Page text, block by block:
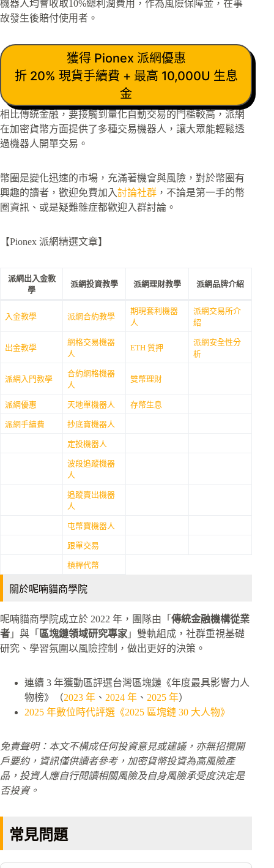
機器人均會收取10%總利潤費用，作為風險保障金，在事
故發生後賠付使用者。
獲得 Pionex 派網優惠
折 20% 現貨手續費 + 最高 10,000U 生息
金
相比傳統金融，要接觸到量化自動交易的門檻較高，派網
在加密貨幣方面提供了多種交易機器人，讓大眾能輕鬆透
過機器人開單交易。
幣圈是變化迅速的市場，充滿著機會與風險，對於幣圈有
興趣的讀者，歡迎免費加入討論社群 ，不論是第一手的幣
圈資訊、或是疑難雜症都歡迎入群討論。
【Pionex 派網精選文章】
派網出入金教
學
派網投資教學 派網理財教學 派網品牌介紹
入金教學 派網合約教學
期現套利機器
人
派網交易所介
紹
出金教學
網格交易機器
人
ETH 質押
派網安全性分
析
派網入門教學
合約網格機器
人
雙幣理財
派網優惠 天地單機器人 存幣生息
派網手續費 抄底寶機器人
定投機器人
波段追蹤機器
人
追蹤賣出機器
人
屯幣寶機器人
跟單交易
槓桿代幣
關於呢喃貓商學院
呢喃貓商學院成立於 2022 年，團隊由「 傳統金融機構從業
者 」與「 區塊鏈領域研究專家 」雙軌組成，社群重視基礎
研究、學習氛圍以風險控制，做出更好的決策。
連續 3 年獲動區評選台灣區塊鏈《年度最具影響力人
物榜》（2023 年 、 2024 年 、 2025 年）
2025 年數位時代評選《2025 區塊鏈 30 大人物》
免責聲明：本文不構成任何投資意見或建議，亦無招攬開
戶要約，資訊僅供讀者參考，加密貨幣投資為高風險產
品，投資人應自行閱讀相關風險及自身風險承受度決定是
否投資。
常見問題